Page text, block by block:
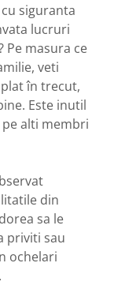
siguranta
lucruri
Pe masura ce
veti
în trecut,
Este inutil
alti membri
din
sa le
priviti sau
ochelari